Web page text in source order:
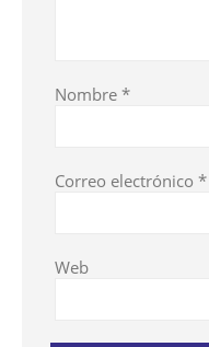
Nombre *
Correo electrónico *
Web